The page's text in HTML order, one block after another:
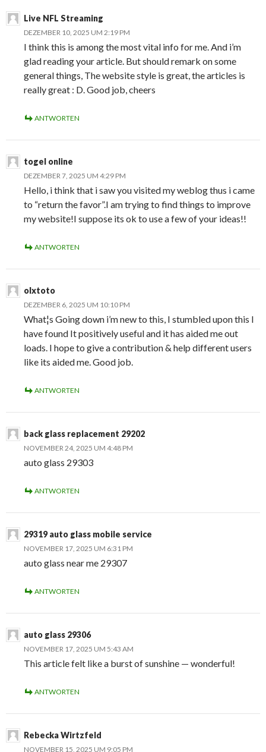
Live NFL Streaming
DEZEMBER 10, 2025 UM 2:19 PM
I think this is among the most vital info for me. And i’m
glad reading your article. But should remark on some
general things, The website style is great, the articles is
really great : D. Good job, cheers
ANTWORTEN
togel online
DEZEMBER 7, 2025 UM 4:29 PM
Hello, i think that i saw you visited my weblog thus i came
to “return the favor”.I am trying to find things to improve
my website!I suppose its ok to use a few of your ideas!!
ANTWORTEN
olxtoto
DEZEMBER 6, 2025 UM 10:10 PM
What¦s Going down i’m new to this, I stumbled upon this I
have found It positively useful and it has aided me out
loads. I hope to give a contribution & help different users
like its aided me. Good job.
ANTWORTEN
back glass replacement 29202
NOVEMBER 24, 2025 UM 4:48 PM
auto glass 29303
ANTWORTEN
29319 auto glass mobile service
NOVEMBER 17, 2025 UM 6:31 PM
auto glass near me 29307
ANTWORTEN
auto glass 29306
NOVEMBER 17, 2025 UM 5:43 AM
This article felt like a burst of sunshine — wonderful!
ANTWORTEN
Rebecka Wirtzfeld
NOVEMBER 15, 2025 UM 9:05 PM